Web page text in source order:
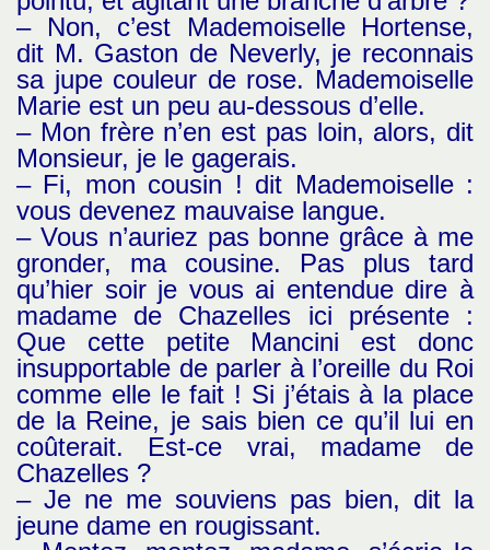
– Non, c’est Mademoiselle Hortense,
dit M. Gaston de Neverly, je reconnais
sa jupe couleur de rose. Mademoiselle
Marie est un peu au-dessous d’elle.
– Mon frère n’en est pas loin, alors, dit
Monsieur, je le gagerais.
– Fi, mon cousin ! dit Mademoiselle :
vous devenez mauvaise langue.
– Vous n’auriez pas bonne grâce à me
gronder, ma cousine. Pas plus tard
qu’hier soir je vous ai entendue dire à
madame de Chazelles ici présente :
Que cette petite Mancini est donc
insupportable de parler à l’oreille du Roi
comme elle le fait ! Si j’étais à la place
de la Reine, je sais bien ce qu’il lui en
coûterait. Est-ce vrai, madame de
Chazelles ?
– Je ne me souviens pas bien, dit la
jeune dame en rougissant.